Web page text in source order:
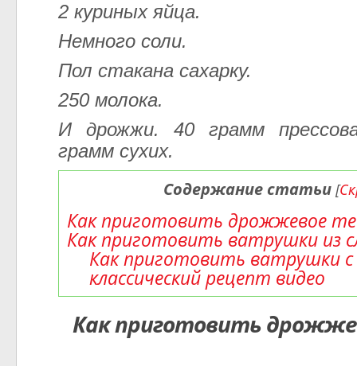
2 куриных яйца.
Немного соли.
Пол стакана сахарку.
250 молока.
И дрожжи. 40 грамм
грамм сухих.
Содержание статьи [
Как приготовить дрожжевое
Как приготовить ватрушки из
Как приготовить ватрушки
классический рецепт видео
Как приготовить